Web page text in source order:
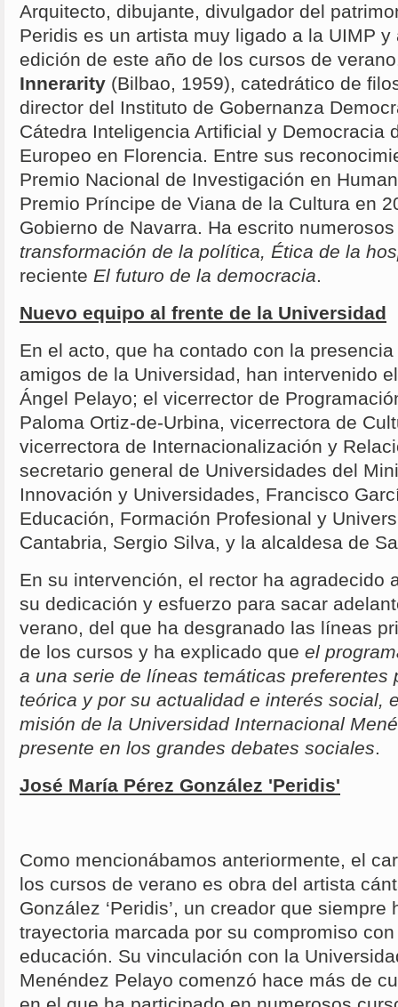
Arquitecto, dibujante, divulgador del
Peridis es un artista muy ligado a la UIMP
edición de este año de los cursos de
Innerarity (Bilbao, 1959), catedrático de
director del Instituto de Gobernanza
Cátedra Inteligencia Artificial y Democracia
Europeo en Florencia. Entre sus
Premio Nacional de Investigación en
Premio Príncipe de Viana de la Cultura en
Gobierno de Navarra. Ha escrito
transformación de la política, Ética de la
reciente El futuro de la democracia.
Nuevo equipo al frente de la Universidad
En el acto, que ha contado con la
amigos de la Universidad, han intervenido
Ángel Pelayo; el vicerrector de
Paloma Ortiz-de-Urbina, vicerrectora de
vicerrectora de Internacionalización y
secretario general de Universidades del
Innovación y Universidades, Francisco
Educación, Formación Profesional y
Cantabria, Sergio Silva, y la alcaldesa de
En su intervención, el rector ha agradecido
su dedicación y esfuerzo para sacar
verano, del que ha desgranado las líneas
de los cursos y ha explicado que el
a una serie de líneas temáticas preferentes
teórica y por su actualidad e interés social,
misión de la Universidad Internacional
presente en los grandes debates sociales.
José María Pérez González 'Peridis'
Como mencionábamos anteriormente, el
los cursos de verano es obra del artista
González ‘Peridis’, un creador que siempre
trayectoria marcada por su compromiso
educación. Su vinculación con la
Menéndez Pelayo comenzó hace más de